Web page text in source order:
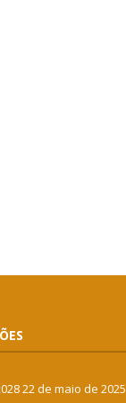
22 de maio de 2025